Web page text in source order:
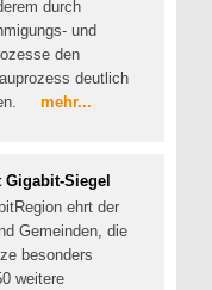
durch
und
den
deutlich
mehr...
Siegel
ehrt der
Gemeinden, die
besonders
weitere